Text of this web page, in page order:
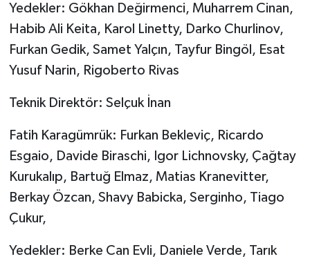
Yedekler: Gökhan Değirmenci, Muharrem Cinan,
Habib Ali Keita, Karol Linetty, Darko Churlinov,
Furkan Gedik, Samet Yalçın, Tayfur Bingöl, Esat
Yusuf Narin, Rigoberto Rivas
Teknik Direktör: Selçuk İnan
Fatih Karagümrük: Furkan Bekleviç, Ricardo
Esgaio, Davide Biraschi, Igor Lichnovsky, Çağtay
Kurukalıp, Bartuğ Elmaz, Matias Kranevitter,
Berkay Özcan, Shavy Babicka, Serginho, Tiago
Çukur,
Yedekler: Berke Can Evli, Daniele Verde, Tarık